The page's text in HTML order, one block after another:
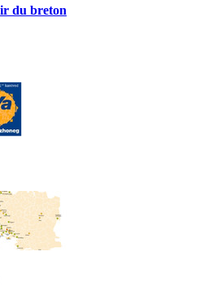
du breton